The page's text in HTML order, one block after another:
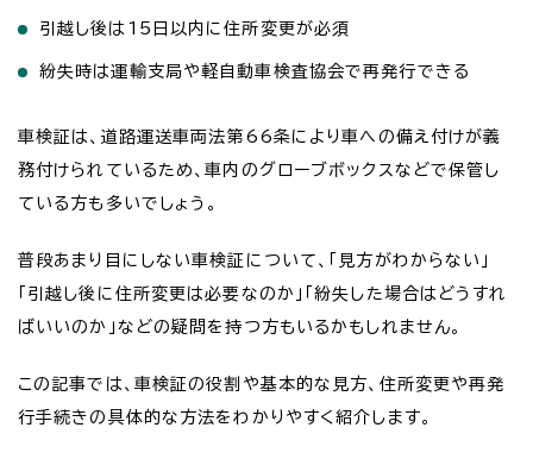
引越し後は15日以内に住所変更が必須
紛失時は運輸支局や軽自動車検査協会で再発行できる
車検証は、道路運送車両法第66条により車への備え付けが義
務付けられているため、車内のグローブボックスなどで保管し
ている方も多いでしょう。
普段あまり目にしない車検証について、「見方がわからない」
「引越し後に住所変更は必要なのか」「紛失した場合はどうすれ
ばいいのか」などの疑問を持つ方もいるかもしれません。
この記事では、車検証の役割や基本的な見方、住所変更や再発
行手続きの具体的な方法をわかりやすく紹介します。